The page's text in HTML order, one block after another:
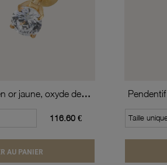
Boucles d'oreilles en or jaune, oxyde de zirconium (moyen modèle).
116.60 €
AU PANIER
Taille